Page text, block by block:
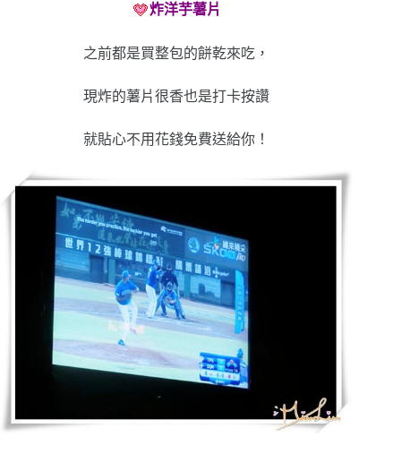
炸洋芋薯片
之前都是買整包的餅乾來吃，
現炸的薯片很香也是打卡按讚
就貼心不用花錢免費送給你！